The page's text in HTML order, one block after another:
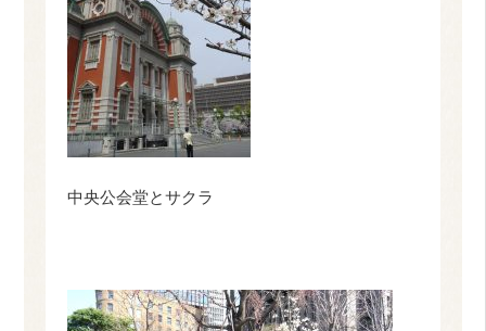
中央公会堂とサクラ